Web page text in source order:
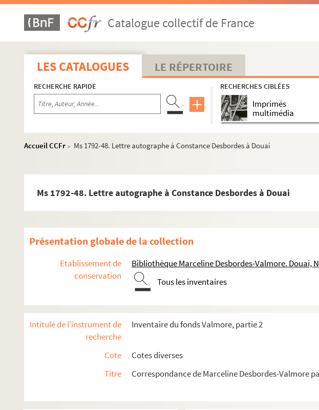
Catalogue collectif de France
LES CATALOGUES LE RÉPERTOIRE
RECHERCHE RAPIDE RECHERCHES CIBLÉES
Imprimés
multimédia
Accueil CCFr >
Ms 1792-48. Lettre autographe à Constance Desbordes à Douai
Ms 1792-48. Lettre autographe à Constance Desbordes à Douai
Présentation globale de la collection
Etablissement de
conservation
Bibliothèque Marceline Desbordes-Valmore. Douai,
Tous les inventaires
Intitulé de l'instrument de
recherche
Inventaire du fonds Valmore, partie 2
Cote
Cotes diverses
Titre
Correspondance de Marceline Desbordes-Valmore
Ms 1792-20. Lettre à un poète inconnu, peut-être Sainte-Beuve et écrite de Lyon.
Ms 1792-21. Lettre autographe à une destinataire non identifiée
Ms 1792-22. Lettre autographe à Hippolyte Bis à Paris
Ms 1792-23. Lettre autographe à Marie Ménissier Nodier à Paris et écrite de Paris
Ms 1792-24. Lettre autographe à Alexandre Vattemare à Paris et écrite de Paris.
Ms 1792-25. Lettre autographe à Elisa Frank à Rouen
Ms 1792-26. Lettre autographe à Louise Crombach à Paris
Ms 1792-31. Lettre autographe à Ondine Valmore
Ms 1792-34. Lettre autographe à Ondine Valmore à Chaillot
Ms 1792-36. Lettre autographe à Ondine Valmore
Ms 1792-37. Lettre autographe à Ondine Valmore, écrite de Paris
Ms 1792-39. Lettre autographe à un inconnu
Ms 1792-40. Lettre autographe à Pauline Duchambge à Paris
Ms 1792-43. Lettre autographe à Ondine Valmore à Chaillot